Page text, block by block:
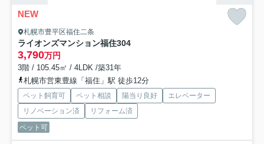
NEW
札幌市豊平区福住二条
ライオンズマンション福住304
3,790万円
3階 / 105.45㎡ / 4LDK /築31年
札幌市営東豊線「福住」駅 徒歩12分
ペット飼育可 ペット相談 陽当り良好
エレベーター
リノベーション済
リフォーム済
ペット可